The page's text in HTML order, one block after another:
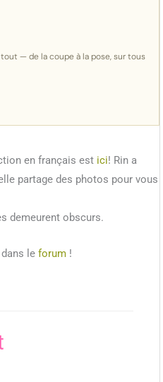
— de la coupe à la pose, sur tous
en français est ici! Rin a
partage des photos pour vous
demeurent obscurs.
le forum !